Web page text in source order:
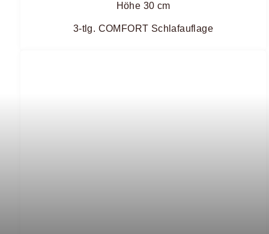
Höhe 30 cm
3-tlg. COMFORT Schlafauflage